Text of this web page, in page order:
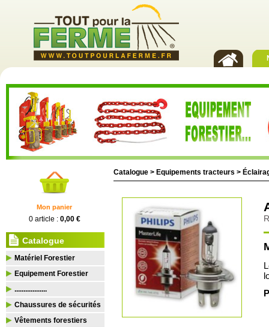
Mon panier
0 article : 0,00 €
Catalogue
Matériel Forestier
Equipement Forestier
..................
Chaussures de sécurités
Vêtements forestiers
Catalogue > Equipements tracteurs >